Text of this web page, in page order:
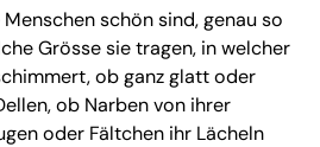
schön sind, genau so
Grösse sie tragen, in welcher
ob ganz glatt oder
ob Narben von ihrer
oder Fältchen ihr Lächeln